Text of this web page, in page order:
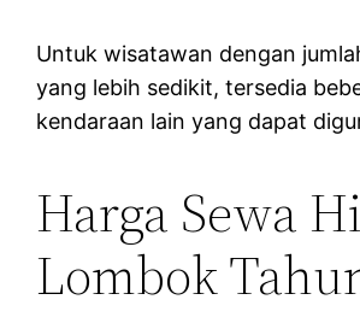
Untuk wisatawan dengan
yang lebih sedikit, tersedia
kendaraan lain yang dapat
Harga Sewa
Lombok